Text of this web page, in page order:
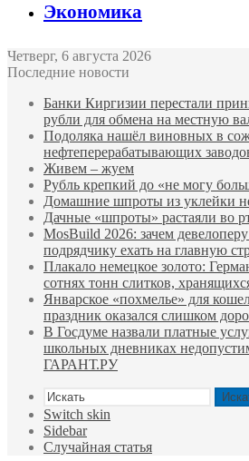
Экономика
Четверг, 6 августа 2026
Последние новости
Банки Киргизии перестали
рубли для обмена на местную
Подоляка нашёл виновных в
нефтеперерабатывающих
Живем – жуем
Рубль крепкий до «не могу
Домашние шпроты из уклейки
Дачные «шпроты» растаяли во
MosBuild 2026: зачем
подрядчиĸу ехать на главную
Плакало немецкое золото:
сотнях тонн слитков,
Январское «похмелье» для
праздник оказался слишком
В Госдуме назвали платные
школьных дневниках
ГАРАНТ.РУ
Switch skin
Sidebar
Случайная статья